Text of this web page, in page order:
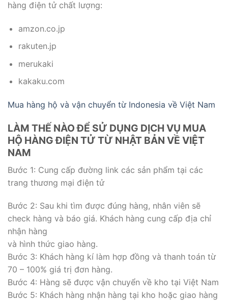
hàng điện tử chất lượng:
amzon.co.jp
rakuten.jp
merukaki
kakaku.com
Mua hàng hộ và vận chuyển từ Indonesia về Việt Nam
LÀM THẾ NÀO ĐỂ SỬ DỤNG DỊCH VỤ MUA
HỘ HÀNG ĐIỆN TỬ TỪ NHẬT BẢN VỀ VIỆT
NAM
Bước 1: Cung cấp đường link các sản phẩm tại các
trang thương mại điện tử
Bước 2: Sau khi tìm được đúng hàng, nhân viên sẽ
check hàng và báo giá. Khách hàng cung cấp địa chỉ
nhận hàng
và hình thức giao hàng.
Bước 3: Khách hàng kí làm hợp đồng và thanh toán từ
70 – 100% giá trị đơn hàng.
Bước 4: Hàng sẽ được vận chuyển về kho tại Việt Nam
Bước 5: Khách hàng nhận hàng tại kho hoặc giao hàng